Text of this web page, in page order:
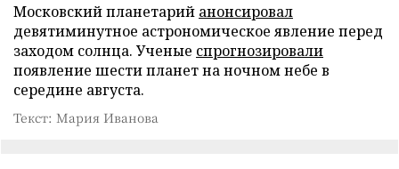
Московский планетарий анонсировал
девятиминутное астрономическое явление перед
заходом солнца. Ученые спрогнозировали
появление шести планет на ночном небе в
середине августа.
Текст: Мария Иванова